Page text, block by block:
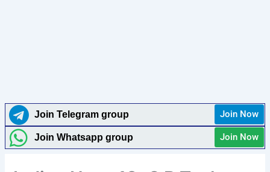
Join Telegram group Join Now
Join Whatsapp group Join Now